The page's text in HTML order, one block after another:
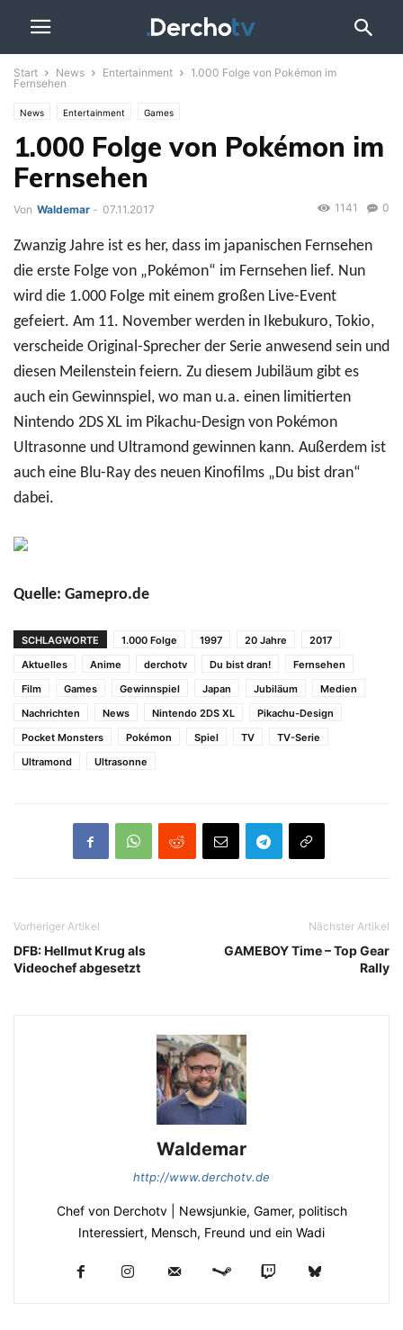
Start News Entertainment
1.000 Folge von Pokémon im
Fernsehen
News Entertainment Games
1.000 Folge von Pokémon im
Fernsehen
Von Waldemar - 07.11.2017 0
1141
Zwanzig Jahre ist es her, dass im japanischen Fernsehen
die erste Folge von „Pokémon“ im Fernsehen lief. Nun
wird die 1.000 Folge mit einem großen Live-Event
gefeiert. Am 11. November werden in Ikebukuro, Tokio,
verscheide Original-Sprecher der Serie anwesend sein und
diesen Meilenstein feiern. Zu diesem Jubiläum gibt es
auch ein Gewinnspiel, wo man u.a. einen limitierten
Nintendo 2DS XL im Pikachu-Design von Pokémon
Ultrasonne und Ultramond gewinnen kann. Außerdem ist
auch eine Blu-Ray des neuen Kinofilms „Du bist dran“
dabei.
Quelle: Gamepro.de
SCHLAGWORTE 1.000 Folge 1997 20 Jahre
2017
Aktuelles
Anime derchotv Du bist dran!
Fernsehen
Film
Games Gewinnspiel Japan Jubiläum
Medien
Nachrichten
News Nintendo 2DS XL
Pikachu-Design
Pocket Monsters
Pokémon Spiel TV
TV-Serie
Ultramond
Ultrasonne
Vorheriger Artikel
DFB: Hellmut Krug als
Videochef abgesetzt
Nächster Artikel
GAMEBOY Time – Top Gear
Rally
Waldemar
http://www.derchotv.de
Chef von Derchotv | Newsjunkie, Gamer, politisch
Interessiert, Mensch, Freund und ein Wadi